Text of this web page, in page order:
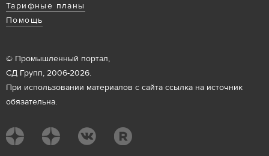
Тарифные планы
Помощь
© Промышленный портал,
СД Групп, 2006-2026.
При использовании материалов с сайта ссылка на источник
обязательна.